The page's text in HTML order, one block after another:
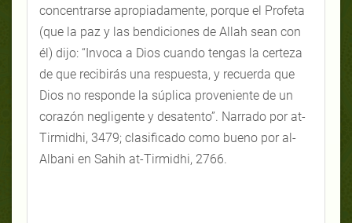
concentrarse apropiadamente, porque el Profeta
(que la paz y las bendiciones de Allah sean con
él) dijo: “Invoca a Dios cuando tengas la certeza
de que recibirás una respuesta, y recuerda que
Dios no responde la súplica proveniente de un
corazón negligente y desatento”. Narrado por at-
Tirmidhi, 3479; clasificado como bueno por al-
Albani en Sahih at-Tirmidhi, 2766.